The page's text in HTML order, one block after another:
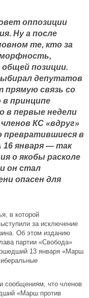
оппозиции
Ну а после
те, кто за
позиции.
депутатов
связь со
принципе
в первые недели
КС «вдруг»
превратившиеся в
16 января — так
о якобы расколе
он стал
опасен для
в которой
за исключение
Об этом изданию
партии «Свобода»
13 января «Марш
сообщениям, что членов
«Марш против